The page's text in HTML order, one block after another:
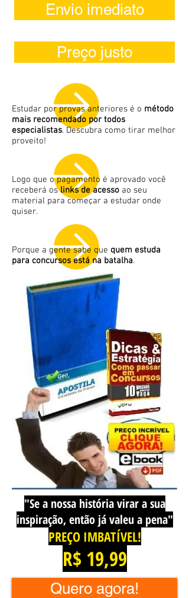
Mensagem da equipe
Envio imediato
Preço justo
Estudar por provas anteriores é o método
mais recomendado por todos
especialistas. Descubra como tirar melhor
proveito!
Logo que o pagamento é aprovado você
receberá oslinks de acesso ao seu
material para começar a estudar onde
quiser.
Porque a gente sabe que quem estuda
para concursos está na batalha.
"Se a nossa história virar a sua
inspiração, então já valeu a pena"
PREÇO IMBATÍVEL!
R$ 19,99
Quero agora!